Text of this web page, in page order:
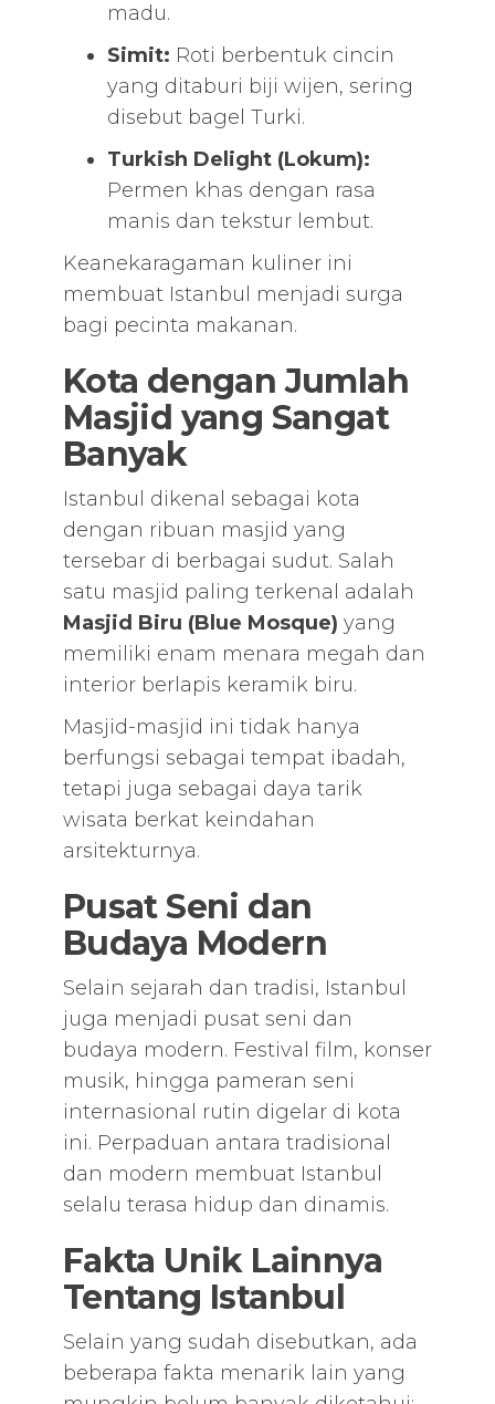
madu.
Simit: Roti berbentuk cincin
yang ditaburi biji wijen, sering
disebut bagel Turki.
Turkish Delight (Lokum):
Permen khas dengan rasa
manis dan tekstur lembut.
Keanekaragaman kuliner ini
membuat Istanbul menjadi surga
bagi pecinta makanan.
Kota dengan Jumlah
Masjid yang Sangat
Banyak
Istanbul dikenal sebagai kota
dengan ribuan masjid yang
tersebar di berbagai sudut. Salah
satu masjid paling terkenal adalah
Masjid Biru (Blue Mosque) yang
memiliki enam menara megah dan
interior berlapis keramik biru.
Masjid-masjid ini tidak hanya
berfungsi sebagai tempat ibadah,
tetapi juga sebagai daya tarik
wisata berkat keindahan
arsitekturnya.
Pusat Seni dan
Budaya Modern
Selain sejarah dan tradisi, Istanbul
juga menjadi pusat seni dan
budaya modern. Festival film, konser
musik, hingga pameran seni
internasional rutin digelar di kota
ini. Perpaduan antara tradisional
dan modern membuat Istanbul
selalu terasa hidup dan dinamis.
Fakta Unik Lainnya
Tentang Istanbul
Selain yang sudah disebutkan, ada
beberapa fakta menarik lain yang